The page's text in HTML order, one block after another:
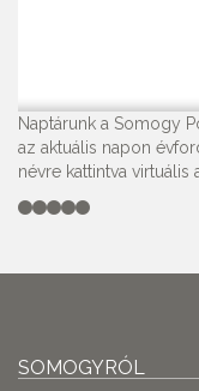
Naptárunk a Somogy
az aktuális napon
névre kattintva virtuális
SOMOGYRÓL